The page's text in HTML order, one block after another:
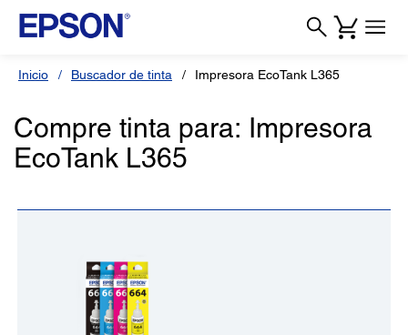
Inicio Buscador de tinta Impresora EcoTank L365
Compre tinta para: Impresora
EcoTank L365